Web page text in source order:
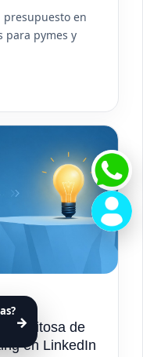
→
en
para pymes y
exitosa de
en LinkedIn